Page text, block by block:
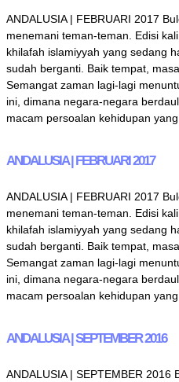
ANDALUSIA | FEBRUARI 2017
menemani teman-teman. Edisi
khilafah islamiyyah yang sedang
sudah berganti. Baik tempat,
Semangat zaman lagi-lagi
ini, dimana negara-negara
macam persoalan kehidupan
ANDALUSIA | FEBRUARI 2017
ANDALUSIA | FEBRUARI 2017
menemani teman-teman. Edisi
khilafah islamiyyah yang sedang
sudah berganti. Baik tempat,
Semangat zaman lagi-lagi
ini, dimana negara-negara
macam persoalan kehidupan
ANDALUSIA | SEPTEMBER 2016
ANDALUSIA | SEPTEMBER